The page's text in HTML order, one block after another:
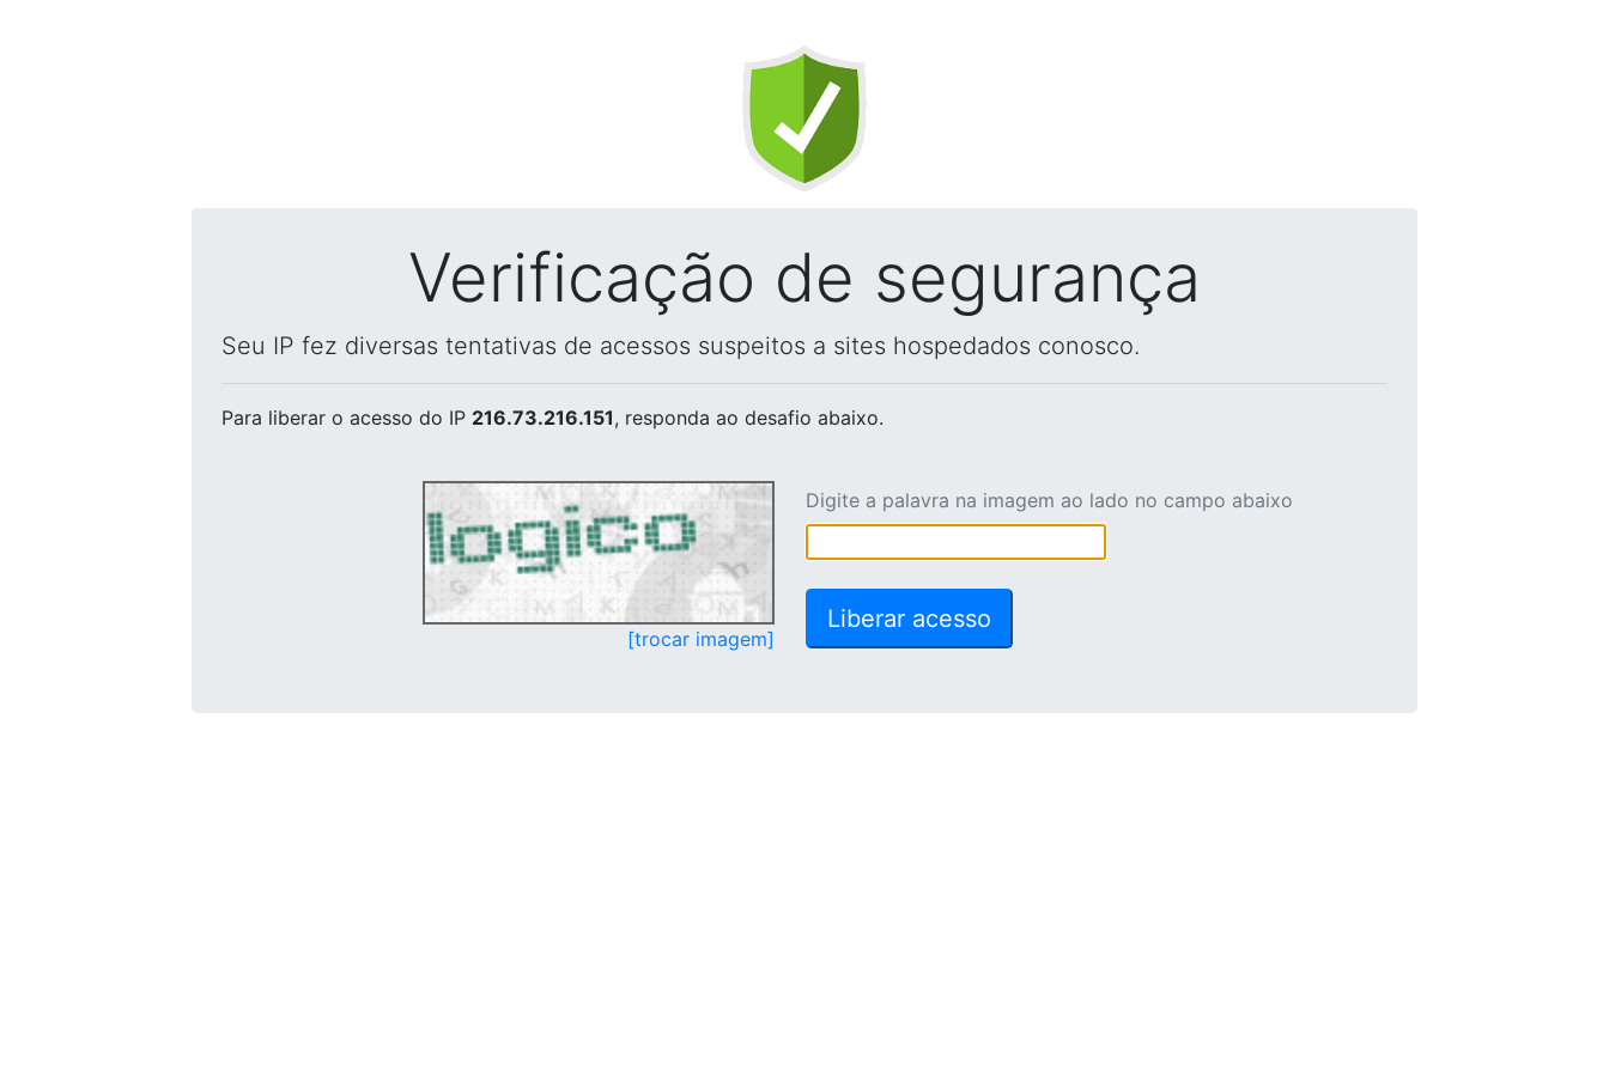
Verificação de segurança
Seu IP fez diversas tentativas de acessos suspeitos a sites hospedados conosco.
Para liberar o acesso do IP 216.73.216.151, responda ao desafio abaixo.
[trocar imagem]
Digite a palavra na imagem ao lado no campo abaixo